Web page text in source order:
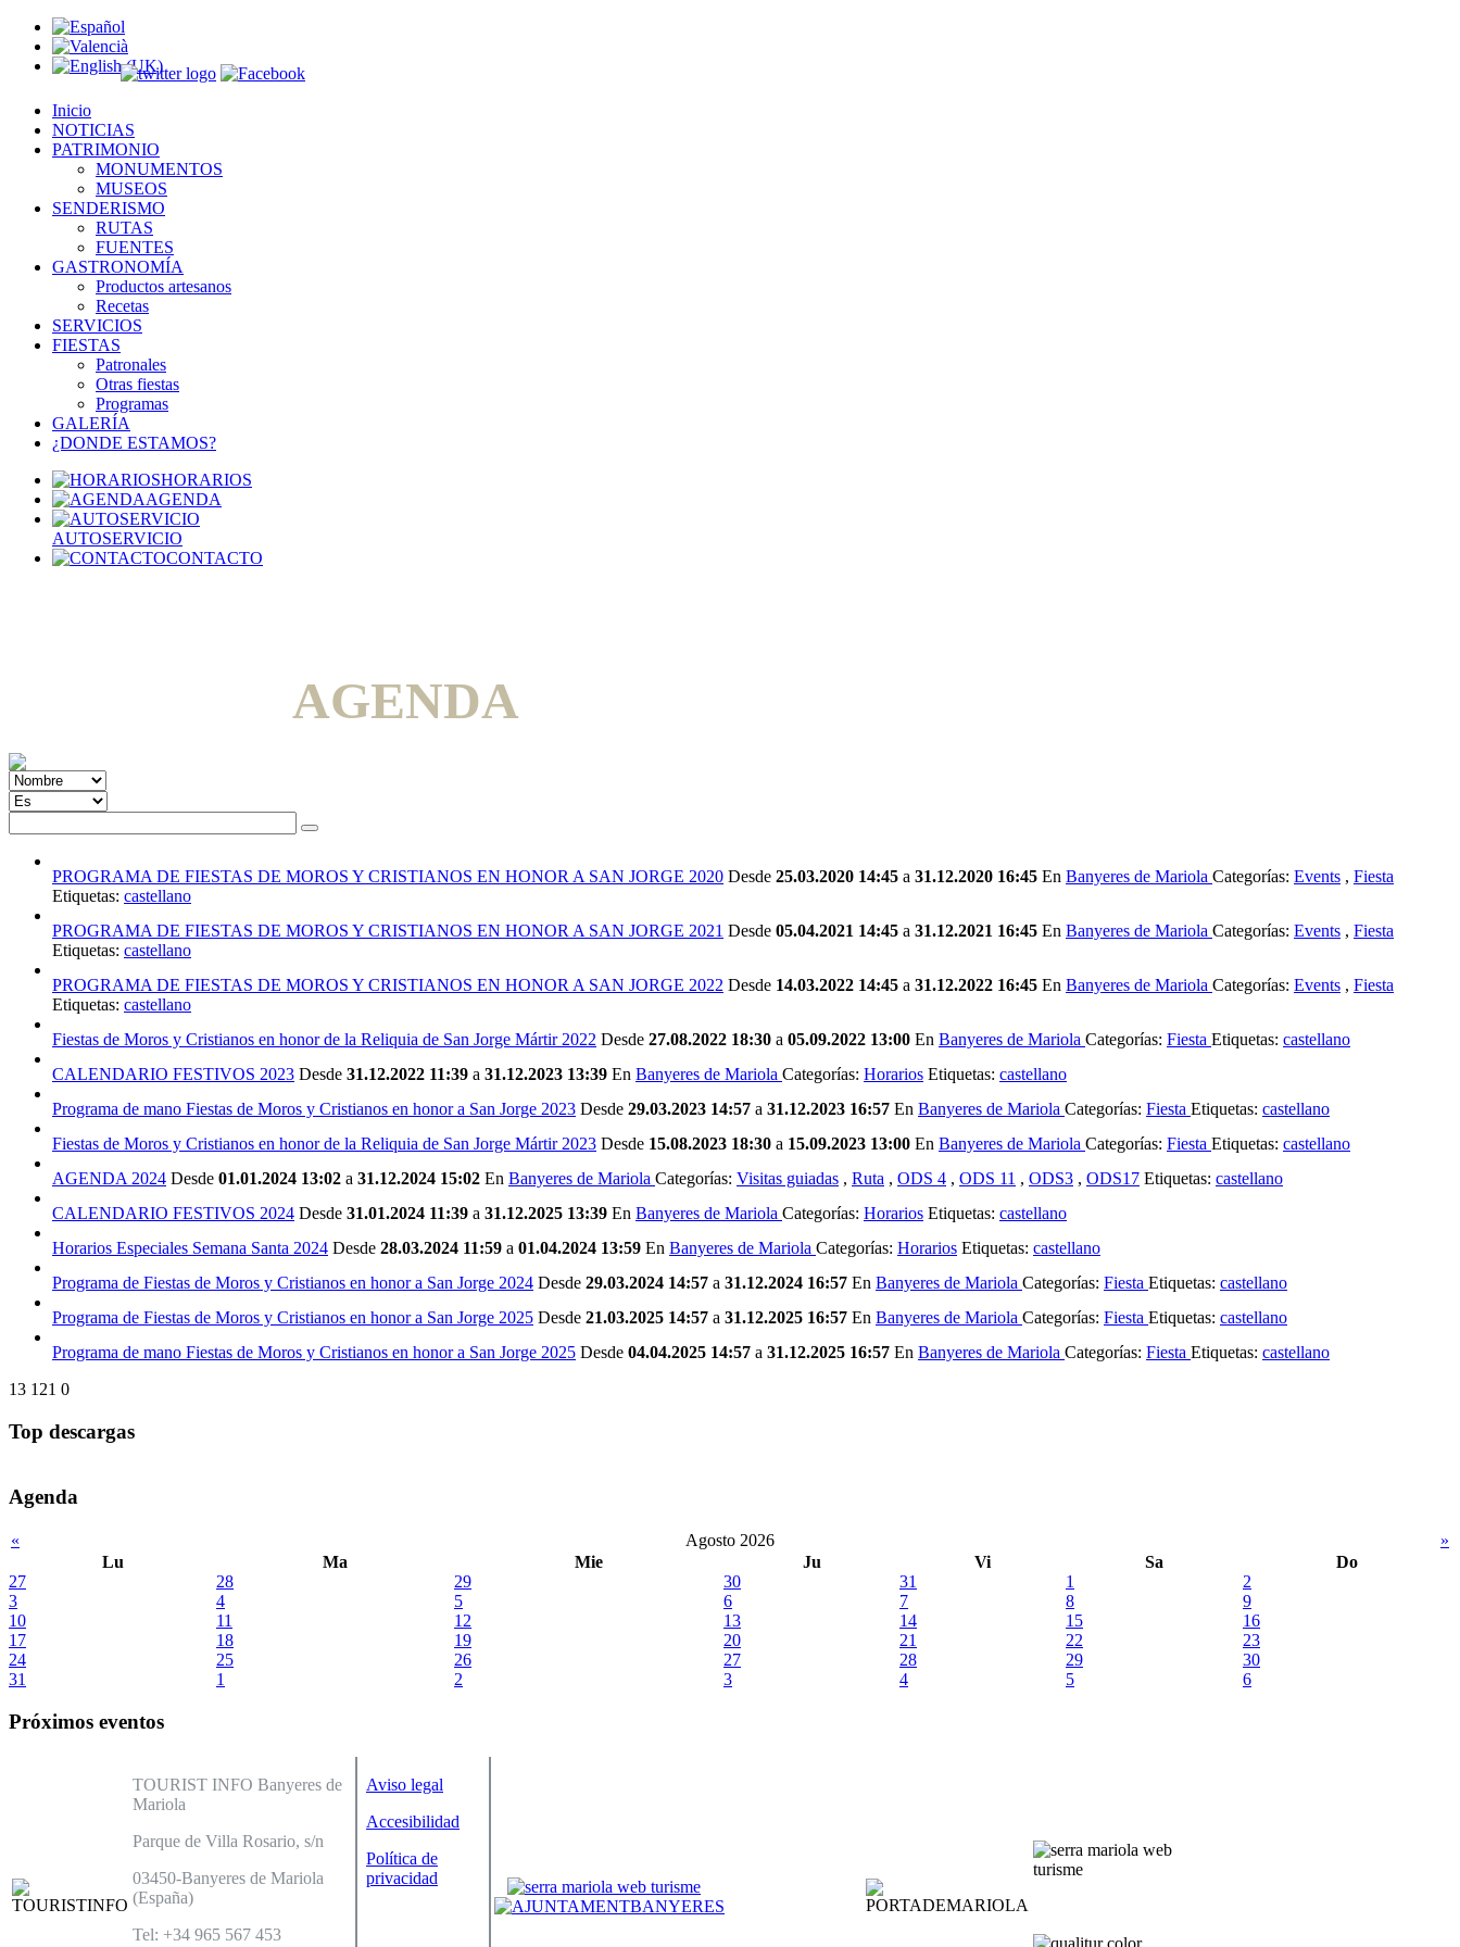
Inicio
NOTICIAS
PATRIMONIO
MONUMENTOS
MUSEOS
SENDERISMO
RUTAS
FUENTES
GASTRONOMÍA
Productos artesanos
Recetas
SERVICIOS
FIESTAS
Patronales
Otras fiestas
Programas
GALERÍA
¿DONDE ESTAMOS?
HORARIOS
AGENDA
AUTOSERVICIO
CONTACTO
AGENDA
PROGRAMA DE FIESTAS DE MOROS Y CRISTIANOS EN HONOR A SAN JORGE 2020 Desde 25.03.2020 14:45 a 31.12.2020 16:45 En Banyeres de Mariola Categorías: Events , Fiesta
Etiquetas: castellano
PROGRAMA DE FIESTAS DE MOROS Y CRISTIANOS EN HONOR A SAN JORGE 2021 Desde 05.04.2021 14:45 a 31.12.2021 16:45 En Banyeres de Mariola Categorías: Events , Fiesta
Etiquetas: castellano
PROGRAMA DE FIESTAS DE MOROS Y CRISTIANOS EN HONOR A SAN JORGE 2022 Desde 14.03.2022 14:45 a 31.12.2022 16:45 En Banyeres de Mariola Categorías: Events , Fiesta
Etiquetas: castellano
Fiestas de Moros y Cristianos en honor de la Reliquia de San Jorge Mártir 2022 Desde 27.08.2022 18:30 a 05.09.2022 13:00 En Banyeres de Mariola Categorías: Fiesta Etiquetas: castellano
CALENDARIO FESTIVOS 2023 Desde 31.12.2022 11:39 a 31.12.2023 13:39 En Banyeres de Mariola Categorías: Horarios Etiquetas: castellano
Programa de mano Fiestas de Moros y Cristianos en honor a San Jorge 2023 Desde 29.03.2023 14:57 a 31.12.2023 16:57 En Banyeres de Mariola Categorías: Fiesta Etiquetas: castellano
Fiestas de Moros y Cristianos en honor de la Reliquia de San Jorge Mártir 2023 Desde 15.08.2023 18:30 a 15.09.2023 13:00 En Banyeres de Mariola Categorías: Fiesta Etiquetas: castellano
AGENDA 2024 Desde 01.01.2024 13:02 a 31.12.2024 15:02 En Banyeres de Mariola Categorías: Visitas guiadas , Ruta , ODS 4 , ODS 11 , ODS3 , ODS17 Etiquetas: castellano
CALENDARIO FESTIVOS 2024 Desde 31.01.2024 11:39 a 31.12.2025 13:39 En Banyeres de Mariola Categorías: Horarios Etiquetas: castellano
Horarios Especiales Semana Santa 2024 Desde 28.03.2024 11:59 a 01.04.2024 13:59 En Banyeres de Mariola Categorías: Horarios Etiquetas: castellano
Programa de Fiestas de Moros y Cristianos en honor a San Jorge 2024 Desde 29.03.2024 14:57 a 31.12.2024 16:57 En Banyeres de Mariola Categorías: Fiesta Etiquetas: castellano
Programa de Fiestas de Moros y Cristianos en honor a San Jorge 2025 Desde 21.03.2025 14:57 a 31.12.2025 16:57 En Banyeres de Mariola Categorías: Fiesta Etiquetas: castellano
Programa de mano Fiestas de Moros y Cristianos en honor a San Jorge 2025 Desde 04.04.2025 14:57 a 31.12.2025 16:57 En Banyeres de Mariola Categorías: Fiesta Etiquetas: castellano
13 121 0
Top descargas
Agenda
« Agosto 2026
»
Lu
Ma Mie Ju Vi Sa
Do
27
28 29 30 31 1
2
3
4 5 6 7 8
9
10
11 12 13 14 15
16
17
18 19 20 21 22
23
24
25 26 27 28 29
30
31
1 2 3 4 5 6
Próximos eventos
TOURIST INFO Banyeres de
Mariola
Parque de Villa Rosario, s/n
03450-Banyeres de Mariola
(España)
Tel: +34 965 567 453
Aviso legal
Accesibilidad
Política de
privacidad